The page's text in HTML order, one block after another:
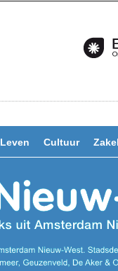
Leven Cultuur